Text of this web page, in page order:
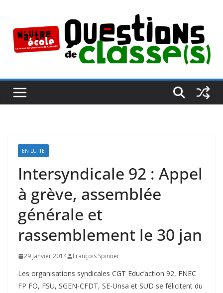
contenu
EN LUTTE
Intersyndicale 92 : Appel
à grève, assemblée
générale et
rassemblement le 30 jan
29 janvier 2014 François Spinner
Les organisations syndicales CGT Educ’action 92, FNEC
FP FO, FSU, SGEN-CFDT, SE-Unsa et SUD se félicitent du